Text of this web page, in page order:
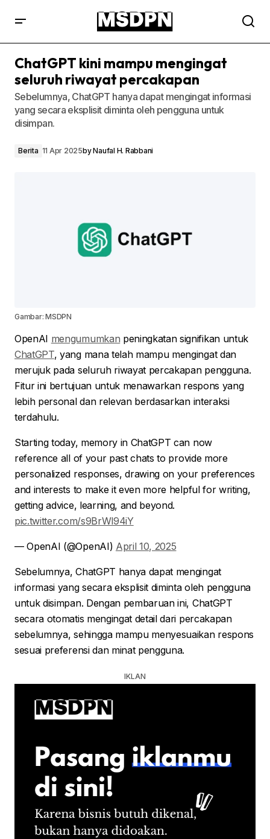
ChatGPT kini mampu mengingat
seluruh riwayat percakapan
Sebelumnya, ChatGPT hanya dapat mengingat informasi
yang secara eksplisit diminta oleh pengguna untuk
disimpan.
Berita 11 Apr 2025byNaufal H. Rabbani
Gambar: MSDPN
OpenAI mengumumkan peningkatan signifikan untuk
ChatGPT, yang mana telah mampu mengingat dan
merujuk pada seluruh riwayat percakapan pengguna.
Fitur ini bertujuan untuk menawarkan respons yang
lebih personal dan relevan berdasarkan interaksi
terdahulu.
Starting today, memory in ChatGPT can now
reference all of your past chats to provide more
personalized responses, drawing on your preferences
and interests to make it even more helpful for writing,
getting advice, learning, and beyond.
pic.twitter.com/s9BrWl94iY
— OpenAI (@OpenAI) April 10, 2025
Sebelumnya, ChatGPT hanya dapat mengingat
informasi yang secara eksplisit diminta oleh pengguna
untuk disimpan. Dengan pembaruan ini, ChatGPT
secara otomatis mengingat detail dari percakapan
sebelumnya, sehingga mampu menyesuaikan respons
sesuai preferensi dan minat pengguna.